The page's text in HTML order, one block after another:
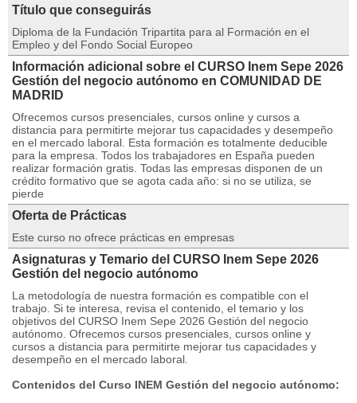
Título que conseguirás
Diploma de la Fundación Tripartita para al Formación en el
Empleo y del Fondo Social Europeo
Información adicional sobre el CURSO Inem Sepe 2026
Gestión del negocio autónomo en COMUNIDAD DE
MADRID
Ofrecemos cursos presenciales, cursos online y cursos a
distancia para permitirte mejorar tus capacidades y desempeño
en el mercado laboral. Esta formación es totalmente deducible
para la empresa. Todos los trabajadores en España pueden
realizar formación gratis. Todas las empresas disponen de un
crédito formativo que se agota cada año: si no se utiliza, se
pierde
Oferta de Prácticas
Este curso no ofrece prácticas en empresas
Asignaturas y Temario del CURSO Inem Sepe 2026
Gestión del negocio autónomo
La metodología de nuestra formación es compatible con el
trabajo. Si te interesa, revisa el contenido, el temario y los
objetivos del CURSO Inem Sepe 2026 Gestión del negocio
autónomo. Ofrecemos cursos presenciales, cursos online y
cursos a distancia para permitirte mejorar tus capacidades y
desempeño en el mercado laboral.
Contenidos del Curso INEM Gestión del negocio autónomo: